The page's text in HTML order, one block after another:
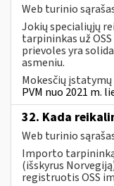
Web turinio
Jokių specialiųjų
tarpininkas už
prievoles yra
asmeniu.
Mokesčių
PVM nuo 2021 m.
32. Kada
Web turinio
Importo
(išskyrus
registruotis OSS